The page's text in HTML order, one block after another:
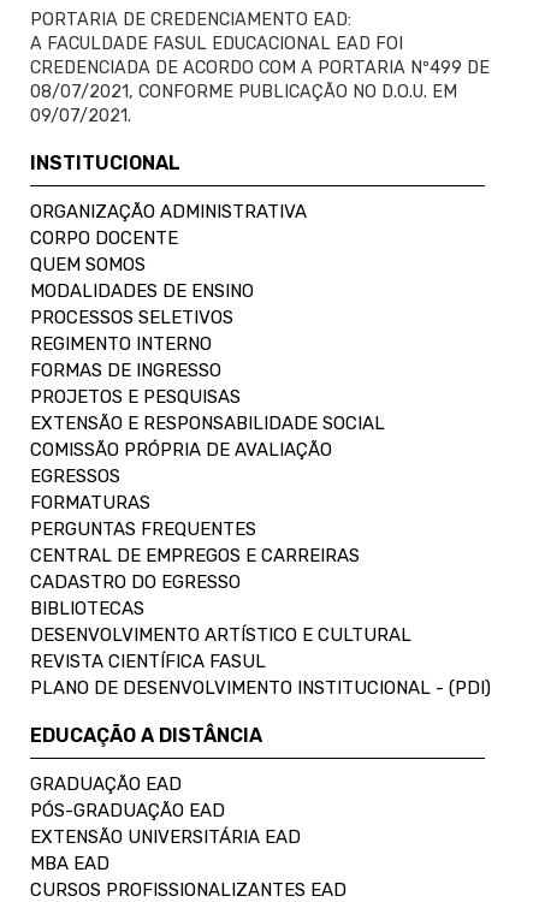
PORTARIA DE CREDENCIAMENTO EAD:
A FACULDADE FASUL EDUCACIONAL EAD FOI
CREDENCIADA DE ACORDO COM A PORTARIA Nº499 DE
08/07/2021, CONFORME PUBLICAÇÃO NO D.O.U. EM
09/07/2021.
INSTITUCIONAL
ORGANIZAÇÃO ADMINISTRATIVA
CORPO DOCENTE
QUEM SOMOS
MODALIDADES DE ENSINO
PROCESSOS SELETIVOS
REGIMENTO INTERNO
FORMAS DE INGRESSO
PROJETOS E PESQUISAS
EXTENSÃO E RESPONSABILIDADE SOCIAL
COMISSÃO PRÓPRIA DE AVALIAÇÃO
EGRESSOS
FORMATURAS
PERGUNTAS FREQUENTES
CENTRAL DE EMPREGOS E CARREIRAS
CADASTRO DO EGRESSO
BIBLIOTECAS
DESENVOLVIMENTO ARTÍSTICO E CULTURAL
REVISTA CIENTÍFICA FASUL
PLANO DE DESENVOLVIMENTO INSTITUCIONAL - (PDI)
EDUCAÇÃO A DISTÂNCIA
GRADUAÇÃO EAD
PÓS-GRADUAÇÃO EAD
EXTENSÃO UNIVERSITÁRIA EAD
MBA EAD
CURSOS PROFISSIONALIZANTES EAD